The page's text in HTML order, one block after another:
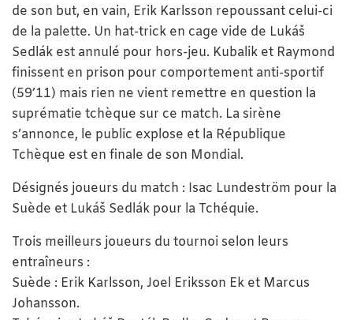
de son but, en vain, Erik Karlsson repoussant celui-ci
de la palette. Un hat-trick en cage vide de Lukáš
Sedlák est annulé pour hors-jeu. Kubalik et Raymond
finissent en prison pour comportement anti-sportif
(59’11) mais rien ne vient remettre en question la
suprématie tchèque sur ce match. La sirène
s’annonce, le public explose et la République
Tchèque est en finale de son Mondial.
Désignés joueurs du match : Isac Lundeström pour la
Suède et Lukáš Sedlák pour la Tchéquie.
Trois meilleurs joueurs du tournoi selon leurs
entraîneurs :
Suède : Erik Karlsson, Joel Eriksson Ek et Marcus
Johansson.